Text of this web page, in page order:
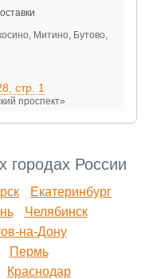
Митино, Бутово,
стр. 1
проспект»
городах России
Екатеринбург
Челябинск
на-Дону
Пермь
Краснодар